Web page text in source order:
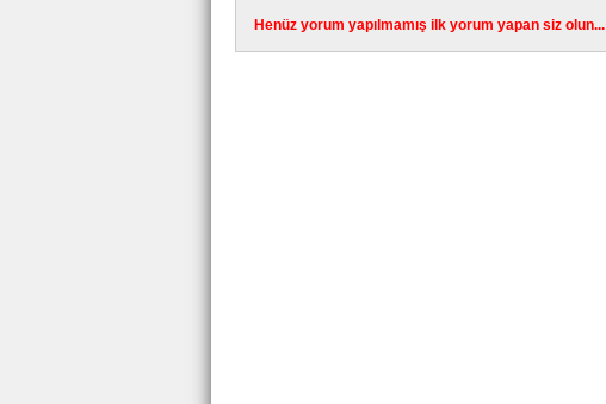
Henüz yorum yapılmamış ilk yorum yapan siz olun...